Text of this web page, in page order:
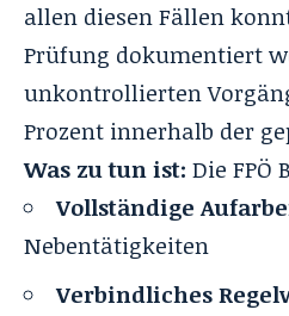
allen diesen Fällen
Prüfung dokumentiert
unkontrollierten
Prozent innerhalb der
Was zu tun ist: Die FPÖ
Vollständige
Nebentätigkeiten
Verbindliches